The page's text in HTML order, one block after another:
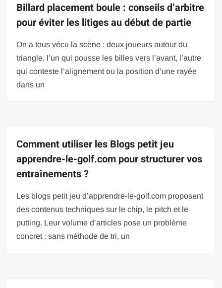
Billard placement boule : conseils d’arbitre
pour éviter les litiges au début de partie
On a tous vécu la scène : deux joueurs autour du
triangle, l’un qui pousse les billes vers l’avant, l’autre
qui conteste l’alignement ou la position d’une rayée
dans un
Comment utiliser les Blogs petit jeu
apprendre-le-golf.com pour structurer vos
entraînements ?
Les blogs petit jeu d’apprendre-le-golf.com proposent
des contenus techniques sur le chip, le pitch et le
putting. Leur volume d’articles pose un problème
concret : sans méthode de tri, un